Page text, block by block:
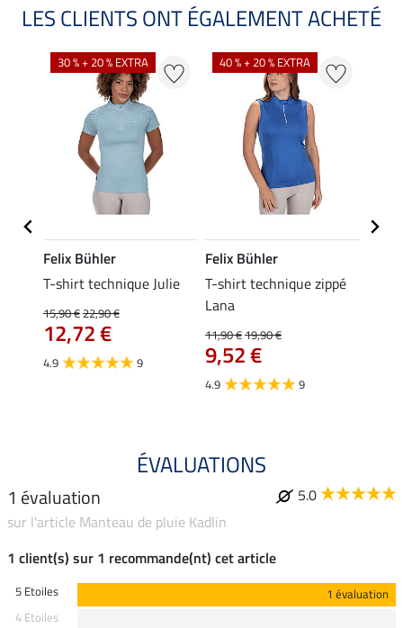
LES CLIENTS ONT ÉGALEMENT ACHETÉ
30 % + 20 % EXTRA
Felix Bühler
T-shirt technique Julie
15,90 €22,90 €
12,72 €
4.9 9
40 % + 20 % EXTRA
Felix Bühler
T-shirt technique zippé
Lana
11,90 €19,90 €
9,52 €
4.9 9
ÉVALUATIONS
1 évaluation
5.0
sur l'article Manteau de pluie Kadlin
1 client(s) sur 1 recommande(nt) cet article
5 Etoiles
1 évaluation
4 Etoiles